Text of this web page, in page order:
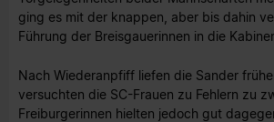
ging es mit der knappen, aber bis dahin
Führung der Breisgauerinnen in die
Nach Wiederanpfiff liefen die Sander
versuchten die SC-Frauen zu Fehlern zu
Freiburgerinnen hielten jedoch gut